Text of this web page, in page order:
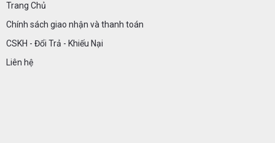
Trang Chủ
Chính sách giao nhận và thanh toán
CSKH - Đổi Trả - Khiếu Nại
Liên hệ